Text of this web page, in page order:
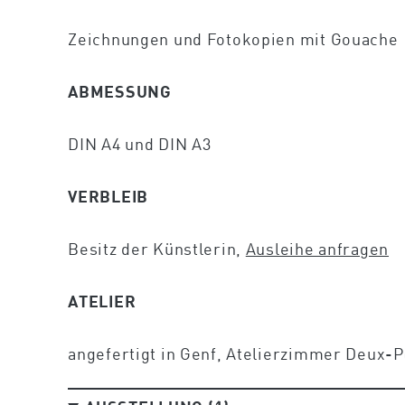
Zeichnungen und Fotokopien mit Gouache
ABMESSUNG
DIN A4 und DIN A3
VERBLEIB
Besitz der Künstlerin, Ausleihe anfragen
ATELIER
angefertigt in Genf, Atelierzimmer Deux-